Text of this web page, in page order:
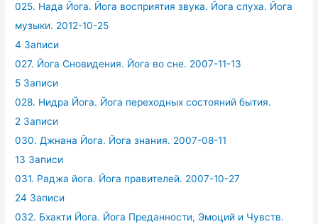
025. Нада Йога. Йога восприятия звука. Йога слуха. Йога
музыки. 2012-10-25
4 Записи
027. Йога Сновидения. Йога во сне. 2007-11-13
5 Записи
028. Нидра Йога. Йога переходных состояний бытия.
2 Записи
030. Джнана Йога. Йога знания. 2007-08-11
13 Записи
031. Раджа йога. Йога правителей. 2007-10-27
24 Записи
032. Бхакти Йога. Йога Преданности, Эмоций и Чувств.